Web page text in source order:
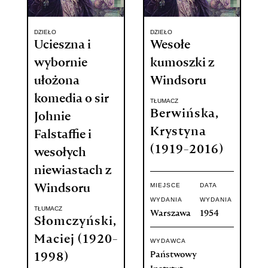
DZIEŁO
Ucieszna i
wybornie
ułożona
komedia o sir
Johnie
Falstaffie i
wesołych
niewiastach z
Windsoru
TŁUMACZ
Słomczyński,
Maciej (1920-
1998)
DZIEŁO
Wesołe
kumoszki z
Windsoru
TŁUMACZ
Berwińska,
Krystyna
(1919-2016)
MIEJSCE
WYDANIA
Warszawa
DATA
WYDANIA
1954
WYDAWCA
Państwowy